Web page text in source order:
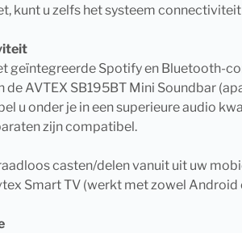
kunt u zelfs het systeem
geïntegreerde Spotify en Bluetooth-
de AVTEX SB195BT Mini Soundbar
u onder je in een superieure audio
zijn compatibel.
casten/delen vanuit uit uw
Smart TV (werkt met zowel Android